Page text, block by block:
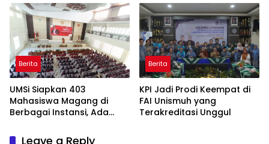
Berita
UMSi Siapkan 403
Mahasiswa Magang di
Berbagai Instansi, Ada
Taiwan
Berita
KPI Jadi Prodi Keempat di
FAI Unismuh yang
Terakreditasi Unggul
Leave a Reply